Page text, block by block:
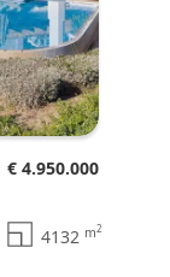
€ 4.950.000
4132 m2